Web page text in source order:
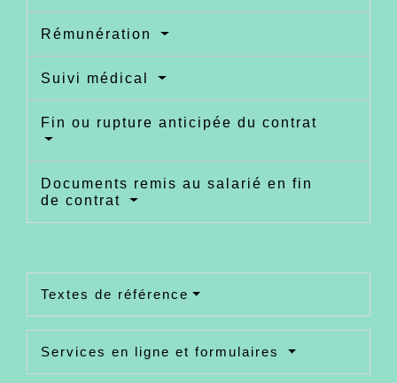
Rémunération
Suivi médical
Fin ou rupture anticipée du contrat
Documents remis au salarié en fin
de contrat
Textes de référence
Services en ligne et formulaires